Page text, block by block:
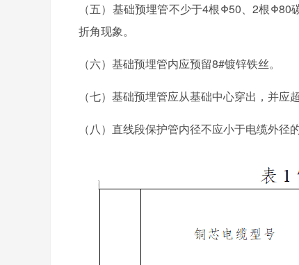
（五）基础预埋管不少于4根Φ50、2根
折角现象。
（六）基础预埋管内应预留8#镀锌铁丝。
（七）基础预埋管应从基础中心穿出，并应
（八）直线段保护管内径不应小于电缆外径